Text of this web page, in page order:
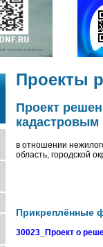
Проекты
Проект
кадастровым
в отношении
область, городской
Прикреплённые
30023_Проект о